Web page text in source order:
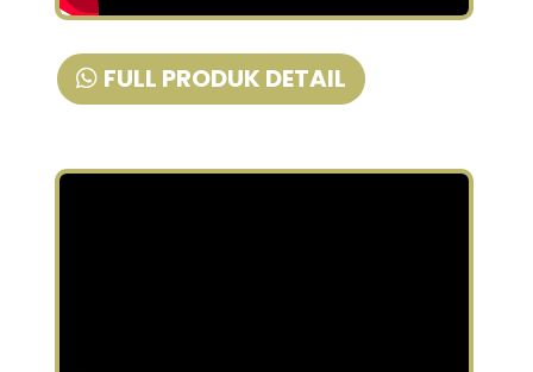
FULL PRODUK DETAIL